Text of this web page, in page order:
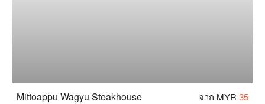
Mittoappu Wagyu Steakhouse จาก MYR 35